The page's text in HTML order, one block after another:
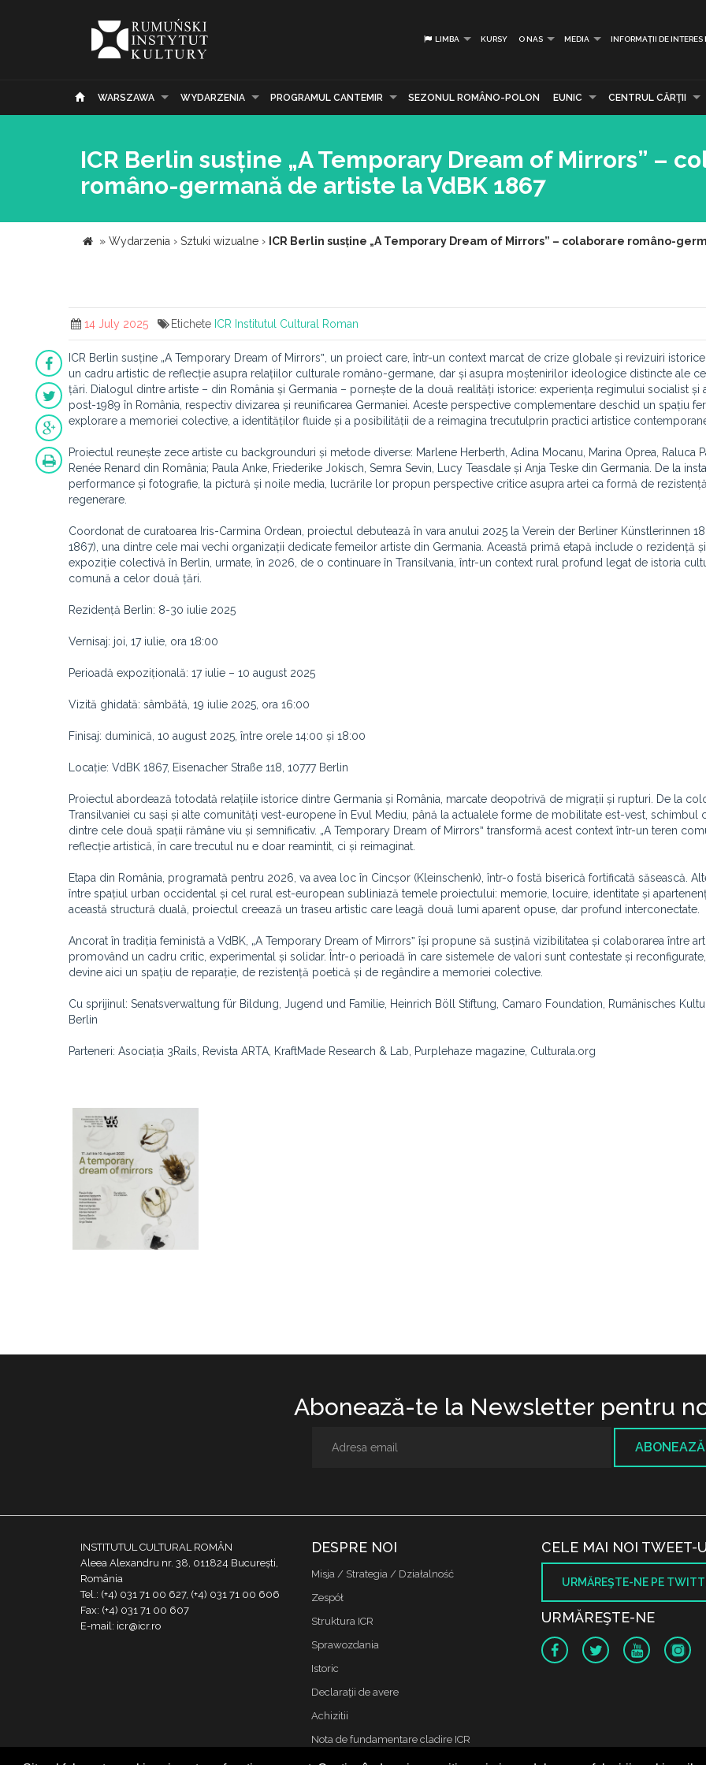
LIMBA KURSY O NAS MEDIA INFORMAȚII DE INTERES
WARSZAWA WYDARZENIA PROGRAMUL CANTEMIR SEZONUL ROMÂNO-POLON EUNIC CENTRUL CĂRŢII
ICR Berlin susține „A Temporary Dream of Mirrors” –
româno-germană de artiste la VdBK 1867
» Wydarzenia › Sztuki wizualne › ICR Berlin susține „A Temporary Dream of Mirrors” – colaborare româno-
14 July 2025 Etichete ICR Institutul Cultural Roman
ICR Berlin susține „A Temporary Dream of Mirrorsˮ, un proiect care, într-un context marcat de crize globale și revizuiri
un cadru artistic de reflecție asupra relațiilor culturale româno-germane, dar și asupra moștenirilor ideologice distincte ale
țări. Dialogul dintre artiste – din România și Germania – pornește de la două realități istorice: experiența regimului socialist și
post-1989 în România, respectiv divizarea și reunificarea Germaniei. Aceste perspective complementare deschid un spațiu
explorare a memoriei colective, a identităților fluide și a posibilității de a reimagina trecutulprin practici artistice
Proiectul reunește zece artiste cu backgrounduri și metode diverse: Marlene Herberth, Adina Mocanu, Marina Oprea, Raluca
Renée Renard din România; Paula Anke, Friederike Jokisch, Semra Sevin, Lucy Teasdale și Anja Teske din Germania. De la
performance și fotografie, la pictură și noile media, lucrările lor propun perspective critice asupra artei ca formă de
regenerare.
Coordonat de curatoarea Iris-Carmina Ordean, proiectul debutează în vara anului 2025 la Verein der Berliner Künstlerinnen
1867), una dintre cele mai vechi organizații dedicate femeilor artiste din Germania. Această primă etapă include o rezidență
expoziție colectivă în Berlin, urmate, în 2026, de o continuare în Transilvania, într-un context rural profund legat de istoria
comună a celor două țări.
Rezidență Berlin: 8-30 iulie 2025
Vernisaj: joi, 17 iulie, ora 18:00
Perioadă expozițională: 17 iulie – 10 august 2025
Vizită ghidată: sâmbătă, 19 iulie 2025, ora 16:00
Finisaj: duminică, 10 august 2025, între orele 14:00 și 18:00
Locație: VdBK 1867, Eisenacher Straße 118, 10777 Berlin
Proiectul abordează totodată relațiile istorice dintre Germania și România, marcate deopotrivă de migrații și rupturi. De la
Transilvaniei cu sași și alte comunități vest-europene în Evul Mediu, până la actualele forme de mobilitate est-vest, schimbul
dintre cele două spații rămâne viu și semnificativ. „A Temporary Dream of Mirrorsˮ transformă acest context într-un teren
reflecție artistică, în care trecutul nu e doar reamintit, ci și reimaginat.
Etapa din România, programată pentru 2026, va avea loc în Cincșor (Kleinschenk), într-o fostă biserică fortificată săsească.
între spațiul urban occidental și cel rural est-european subliniază temele proiectului: memorie, locuire, identitate și
această structură duală, proiectul creează un traseu artistic care leagă două lumi aparent opuse, dar profund interconectate.
Ancorat în tradiția feministă a VdBK, „A Temporary Dream of Mirrorsˮ își propune să susțină vizibilitatea și colaborarea între
promovând un cadru critic, experimental și solidar. Într-o perioadă în care sistemele de valori sunt contestate și reconfigurate,
devine aici un spațiu de reparație, de rezistență poetică și de regândire a memoriei colective.
Cu sprijinul: Senatsverwaltung für Bildung, Jugend und Familie, Heinrich Böll Stiftung, Camaro Foundation, Rumänisches
Berlin
Parteneri: Asociația 3Rails, Revista ARTA, KraftMade Research & Lab, Purplehaze magazine, Culturala.org
Abonează-te la Newsletter pentru
INSTITUTUL CULTURAL ROMÂN
Aleea Alexandru nr. 38, 011824 București,
România
Tel.: (+4) 031 71 00 627, (+4) 031 71 00 606
Fax: (+4) 031 71 00 607
E-mail: icr@icr.ro
DESPRE NOI
Misja / Strategia / Działalność
Zespół
Struktura ICR
Sprawozdania
Istoric
Declaraţii de avere
Achizitii
Nota de fundamentare cladire ICR
CELE MAI NOI TWEET-
URMĂREŞTE-NE PE
URMĂREŞTE-NE